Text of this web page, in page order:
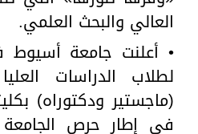
العالي والبحث العلمي.
• أعلنت جامعة أسيوط
لطلاب الدراسات
(ماجستير ودكتوراه)
في إطار حرص